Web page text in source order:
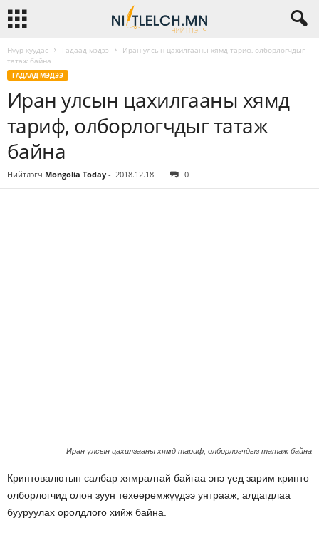
Нүүр хуудас Гадаад мэдээ
Иран улсын цахилгааны хямд тариф, олборлогчдыг
татаж байна
ГАДААД МЭДЭЭ
Иран улсын цахилгааны хямд
тариф, олборлогчдыг татаж
байна
Нийтлэгч Mongolia Today - 2018.12.18 0
Иран улсын цахилгааны хямд тариф, олборлогчдыг татаж байна
Криптовалютын салбар хямралтай байгаа энэ үед зарим крипто
олборлогчид олон зуун төхөөрөмжүүдээ унтрааж, алдагдлаа
бууруулах оролдлого хийж байна.